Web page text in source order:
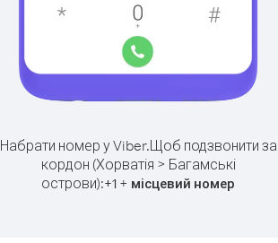
Набрати номер у Viber.Щоб подзвонити за
кордон (Хорватія > Багамські
острови):+1 + місцевий номер